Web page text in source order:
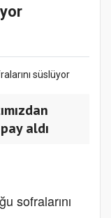
aldı
sofralarını